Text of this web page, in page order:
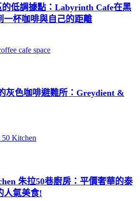
的低調據點：Labyrinth Cafe在黑
一杯咖啡與自己的距離
灰色咖啡避難所：Greydient &
朱拉50巷廚房：平價奢華的泰
人氣美食!